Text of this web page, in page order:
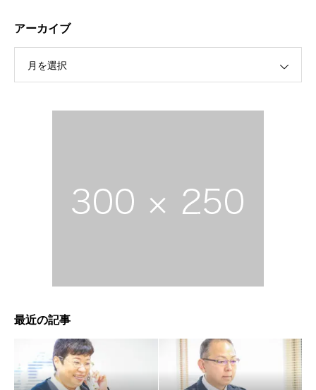
アーカイブ
月を選択
最近の記事